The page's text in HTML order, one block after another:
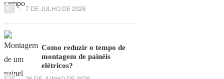
0 - 7 DE JULHO DE 2026
Como reduzir o tempo de
montagem de painéis
elétricos?